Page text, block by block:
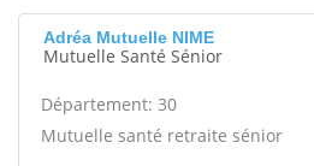
Adréa Mutuelle NIME
Mutuelle Santé Sénior
Département: 30
Mutuelle santé retraite sénior